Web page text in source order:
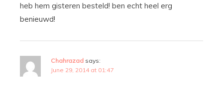
heb hem gisteren besteld! ben echt heel erg
benieuwd!
Chahrazad says:
June 29, 2014 at 01:47